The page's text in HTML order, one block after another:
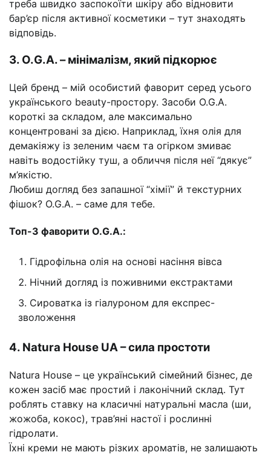
треба швидко заспокоїти шкіру або відновити
бар’єр після активної косметики – тут знаходять
відповідь.
3. O.G.A. – мінімалізм, який підкорює
Цей бренд – мій особистий фаворит серед усього
українського beauty-простору. Засоби O.G.A.
короткі за складом, але максимально
концентровані за дією. Наприклад, їхня олія для
демакіяжу із зеленим чаєм та огірком змиває
навіть водостійку туш, а обличчя після неї “дякує”
м’якістю.
Любиш догляд без запашної “хімії” й текстурних
фішок? O.G.A. – саме для тебе.
Топ-3 фаворити O.G.A.:
Гідрофільна олія на основі насіння вівса
Нічний догляд із поживними екстрактами
Сироватка із гіалуроном для експрес-
зволоження
4. Natura House UA – сила простоти
Natura House – це український сімейний бізнес, де
кожен засіб має простий і лаконічний склад. Тут
роблять ставку на класичні натуральні масла (ши,
жожоба, кокос), трав’яні настої і рослинні
гідролати.
Їхні креми не мають різких ароматів, не залишають